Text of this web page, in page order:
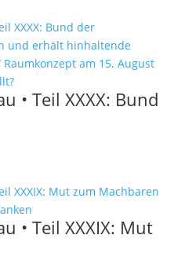
• Teil XXXX: Bund
• Teil XXXIX: Mut